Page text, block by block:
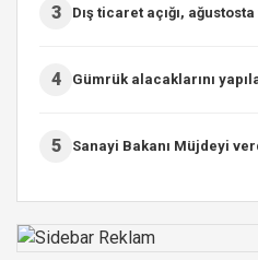
3 Dış ticaret açığı,
4 Gümrük alacaklarını
5 Sanayi Bakanı Müjdeyi